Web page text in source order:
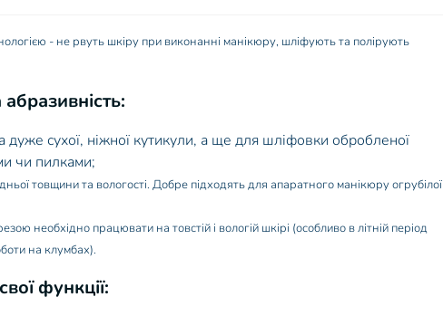
- не рвуть шкіру при виконанні манікюру, шліфують та полірують
дуже сухої, ніжної кутикули, а ще для шліфовки обробленої
чи пилками;
товщини та вологості. Добре підходять для апаратного манікюру огрубілої
необхідно працювати на товстій і вологій шкірі (особливо в літній період
на клумбах).
функції: